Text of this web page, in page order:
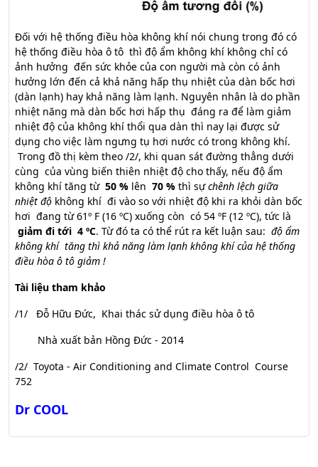
Đối với hệ thống điều hòa không khí nói chung trong đó có
hệ thống điều hòa ô tô thì độ ẩm không khí không chỉ có
ảnh hưởng đến sức khỏe của con người mà còn có ảnh
hưởng lớn đến cả khả năng hấp thụ nhiệt của dàn bốc hơi
(dàn lạnh) hay khả năng làm lạnh. Nguyên nhân là do phần
nhiệt năng mà dàn bốc hơi hấp thụ đáng ra để làm giảm
nhiệt độ của không khí thổi qua dàn thì nay lại được sử
dụng cho việc làm ngưng tụ hơi nước có trong không khí.
Trong đồ thị kèm theo /2/, khi quan sát đường thẳng dưới
cùng của vùng biến thiên nhiệt độ cho thấy, nếu độ ẩm
không khí tăng từ 50 % lên 70 % thì sựchênh lệch giữa
nhiệt độ không khí đi vào so với nhiệt độ khi ra khỏi dàn bốc
hơi đang từ 61º F (16 ºC) xuống còn có 54 ºF (12 ºC), tức là
giảm đi tới 4 ºC. Từ đó ta có thể rút ra kết luận sau: độ ẩm
không khí tăng thì khả năng làm lạnh không khí của hệ thống
điều hòa ô tô giảm !
Tài liệu tham khảo
/1/ Đỗ Hữu Đức, Khai thác sử dụng điều hòa ô tô
Nhà xuất bản Hồng Đức - 2014
/2/ Toyota - Air Conditioning and Climate Control Course
752
Dr COOL